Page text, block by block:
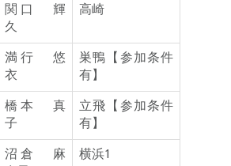
関口 輝
久
高崎
満行 悠
衣
巣鴨【参加条件
有】
橋本 真
子
立飛【参加条件
有】
沼倉 麻
横浜1